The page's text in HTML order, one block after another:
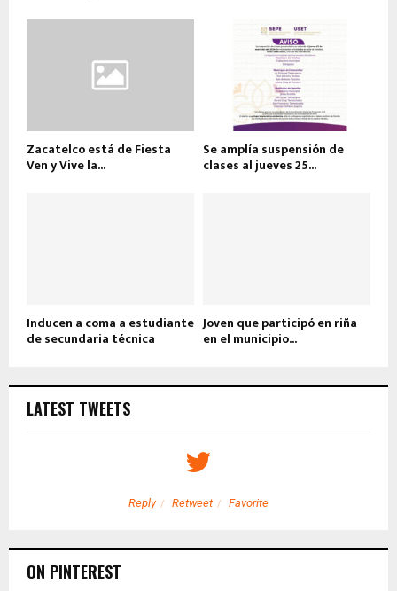
Zacatelco está de Fiesta
Ven y Vive la...
Se amplía suspensión de
clases al jueves 25...
Inducen a coma a estudiante
de secundaria técnica
Joven que participó en riña
en el municipio...
LATEST TWEETS
Reply Retweet Favorite
ON PINTEREST